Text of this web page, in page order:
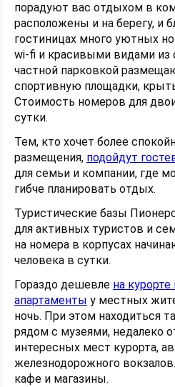
порадуют вас отдыхом в
расположены и на берегу, и
гостиницах много уютных
wi-fi и красивыми видами из
частной парковкой
спортивную площадки,
Стоимость номеров для
сутки.
Тем, кто хочет более
размещения, подойдут
для семьи и компании, где
гибче планировать отдых.
Туристические базы
для активных туристов и
на номера в корпусах
человека в сутки.
Гораздо дешевле на
апартаменты у местных
ночь. При этом находиться
рядом с музеями, недалеко
интересных мест курорта,
железнодорожного
кафе и магазины.